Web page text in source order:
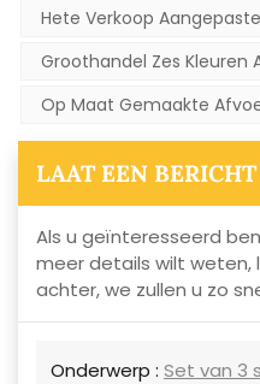
Hete Verkoop
Groothandel Zes Kleuren
Op Maat Gemaakte
LAAT EEN
Als u geïnteresseerd
meer details wilt weten,
achter, we zullen u zo
Onderwerp : Set van 3